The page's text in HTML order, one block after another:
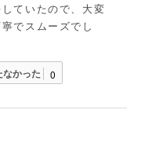
ていたので、大変
でスムーズでし
かった 0